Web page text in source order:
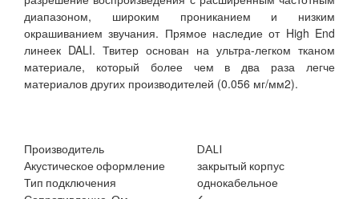
диапазоном, широким прониканием и низким
окрашиванием звучания. Прямое наследие от High End
линеек DALI. Твитер основан на ультра-легком тканом
материале, который более чем в два раза легче
материалов других производителей (0.056 мг/мм2).
Производитель
DALI
Акустическое оформление
закрытый корпус
Тип подключения
однокабельное